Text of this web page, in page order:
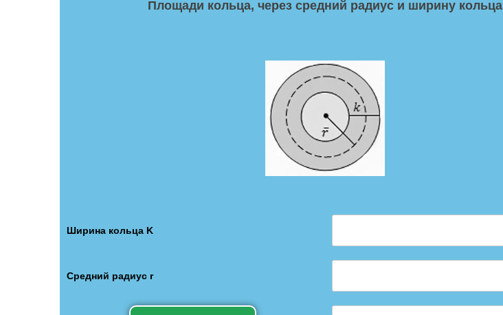
Площади кольца, через средний радиус и ширину кольца
Ширина кольца K
Средний радиус r